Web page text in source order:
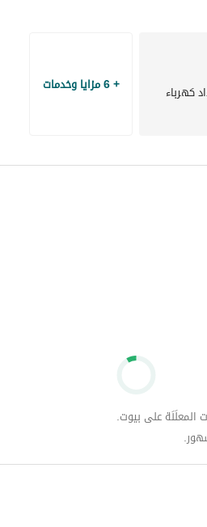
كهرباء + 6 مزايا وخدمات
المعلَنَة على بيوت.